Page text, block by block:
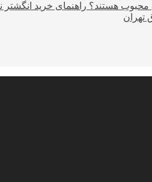
هستند؟ راهنمای خرید انگشتر
تهران